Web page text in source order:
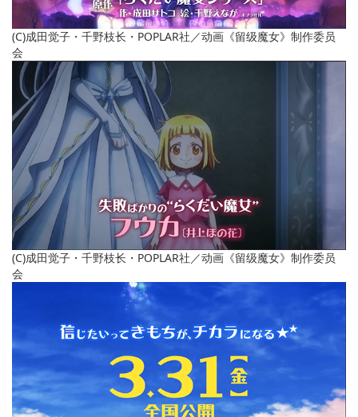
(C)成田觉子・千野枝长・POPLAR社／动画《留级魔女》制作委员
会
(C)成田觉子・千野枝长・POPLAR社／动画《留级魔女》制作委员
会